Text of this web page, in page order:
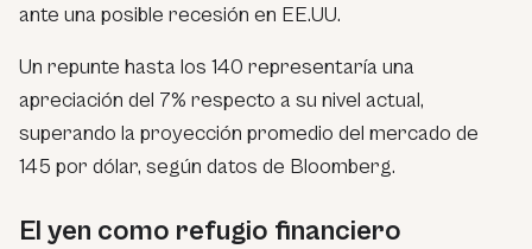
ante una posible recesión en EE.UU.
Un repunte hasta los 140 representaría una
apreciación del 7% respecto a su nivel actual,
superando la proyección promedio del mercado de
145 por dólar, según datos de Bloomberg.
El yen como refugio financiero